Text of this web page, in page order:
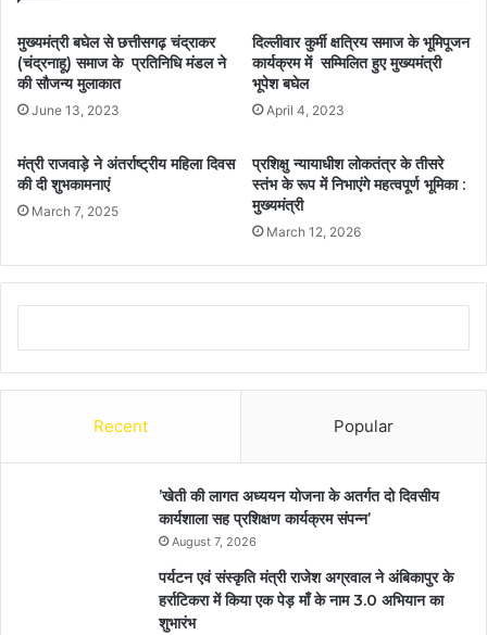
मुख्यमंत्री बघेल से छत्तीसगढ़ चंद्राकर
(चंद्रनाहू) समाज के प्रतिनिधि मंडल ने
की सौजन्य मुलाकात
June 13, 2023
दिल्लीवार कुर्मी क्षत्रिय समाज के भूमिपूजन
कार्यक्रम में सम्मिलित हुए मुख्यमंत्री
भूपेश बघेल
April 4, 2023
मंत्री राजवाड़े ने अंतर्राष्ट्रीय महिला दिवस
की दी शुभकामनाएं
March 7, 2025
प्रशिक्षु न्यायाधीश लोकतंत्र के तीसरे
स्तंभ के रूप में निभाएंगे महत्वपूर्ण भूमिका :
मुख्यमंत्री
March 12, 2026
Recent Popular
’खेती की लागत अध्ययन योजना के अतर्गत दो दिवसीय
कार्यशाला सह प्रशिक्षण कार्यक्रम संपन्न’
August 7, 2026
पर्यटन एवं संस्कृति मंत्री राजेश अग्रवाल ने अंबिकापुर के
हर्राटिकरा में किया एक पेड़ माँ के नाम 3.0 अभियान का
शुभारंभ